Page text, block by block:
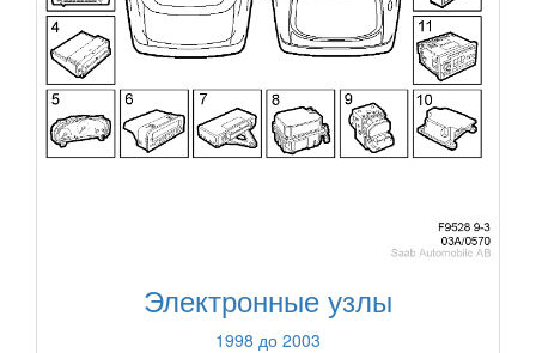
Электронные узлы
1998 до 2003